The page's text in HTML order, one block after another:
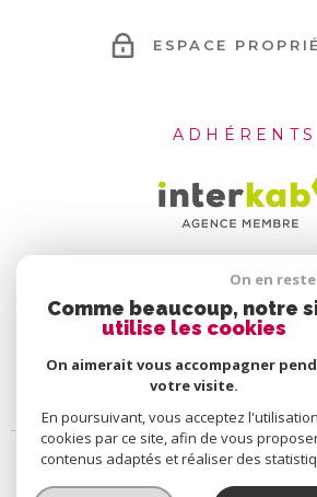
ESPACE
ADHÉRENTS
On en
Comme beaucoup, notre
utilise les cookies
On aimerait vous accompagner
votre visite.
En poursuivant, vous acceptez
cookies par ce site, afin de vous
contenus adaptés et réaliser des